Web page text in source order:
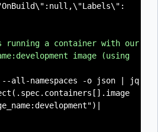
running a container with our
image (using
all-namespaces -o json | jq